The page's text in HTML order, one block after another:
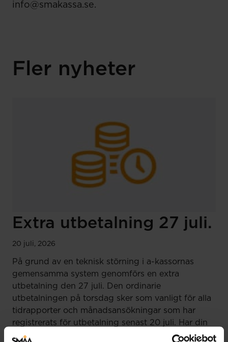
info@smakassa.se.
Fler nyheter
Extra utbetalning 27 juli.
20 juli, 2026
På grund av en teknisk störning i a-kassornas
gemensamma system genomförs en extra
utbetalning den 27 juli. Den ordinarie
utbetalningen på torsdag sker som vanligt för alla
tidrapporter och månadsansökningar som har
registrerats för utbetalning senast 20 juli. Har din
tidrapport eller…